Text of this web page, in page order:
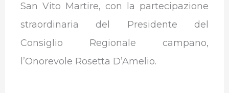
San Vito Martire, con la partecipazione
straordinaria del Presidente del
Consiglio Regionale campano,
l’Onorevole Rosetta D’Amelio.